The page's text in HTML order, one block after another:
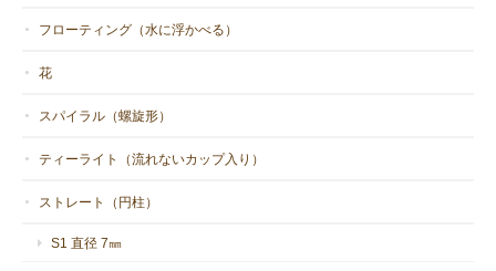
フローティング（水に浮かべる）
花
スパイラル（螺旋形）
ティーライト（流れないカップ入り）
ストレート（円柱）
S1 直径 7㎜